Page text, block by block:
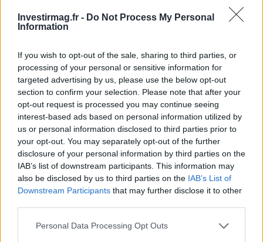
Investirmag.fr - Do Not Process My Personal
Information
If you wish to opt-out of the sale, sharing to third parties, or
processing of your personal or sensitive information for
targeted advertising by us, please use the below opt-out
section to confirm your selection. Please note that after your
opt-out request is processed you may continue seeing
interest-based ads based on personal information utilized by
us or personal information disclosed to third parties prior to
your opt-out. You may separately opt-out of the further
disclosure of your personal information by third parties on the
IAB’s list of downstream participants. This information may
also be disclosed by us to third parties on the IAB’s List of
Downstream Participants that may further disclose it to other
Please note that this website/app uses one or more Google
Personal Data Processing Opt Outs